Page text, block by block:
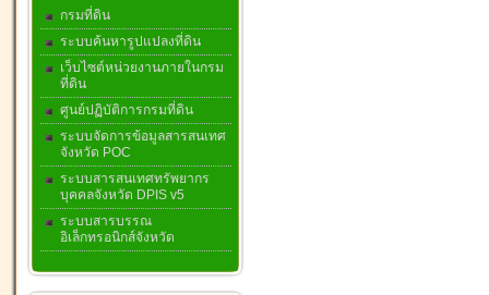
กรมที่ดิน
ระบบค้นหารูปแปลงที่ดิน
เว็บไซต์หน่วยงานภายในกรม
ที่ดิน
ศูนย์ปฏิบัติการกรมที่ดิน
ระบบจัดการข้อมูลสารสนเทศ
จังหวัด POC
ระบบสารสนเทศทรัพยากร
บุคคลจังหวัด DPIS v5
ระบบสารบรรณ
อิเล็กทรอนิกส์จังหวัด